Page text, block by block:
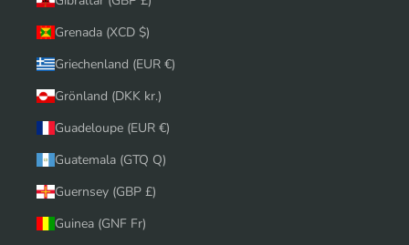
Grenada (XCD $)
Griechenland (EUR €)
Grönland (DKK kr.)
Guadeloupe (EUR €)
Guatemala (GTQ Q)
Guernsey (GBP £)
Guinea (GNF Fr)